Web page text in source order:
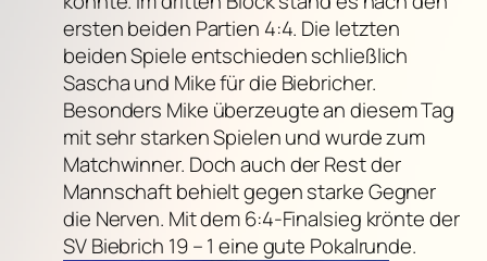
ersten beiden Partien 4:4. Die letzten
beiden Spiele entschieden schließlich
Sascha und Mike für die Biebricher.
Besonders Mike überzeugte an diesem Tag
mit sehr starken Spielen und wurde zum
Matchwinner. Doch auch der Rest der
Mannschaft behielt gegen starke Gegner
die Nerven. Mit dem 6:4-Finalsieg krönte der
SV Biebrich 19 – 1 eine gute Pokalrunde.